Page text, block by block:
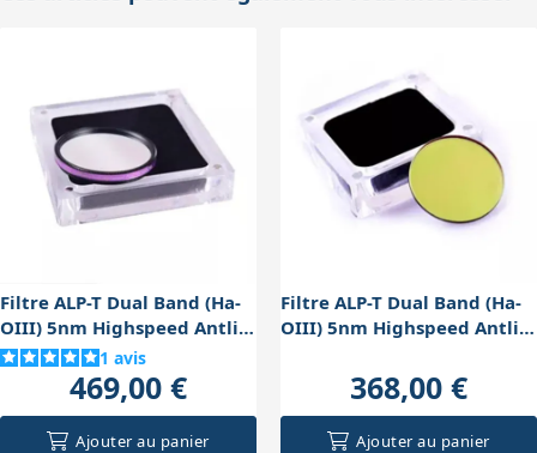
Filtre ALP-T Dual Band (Ha-
OIII) 5nm Highspeed Antlia
coulant 50,8mm
1 avis
469,00 €
Ajouter au panier
Filtre ALP-T Dual Band (Ha-
OIII) 5nm Highspeed Antlia
368,00 €
Ajouter au panier